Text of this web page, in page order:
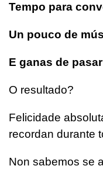
Tempo para
Un pouco de
E ganas de
O resultado?
Felicidade
recordan durante
Non sabemos se